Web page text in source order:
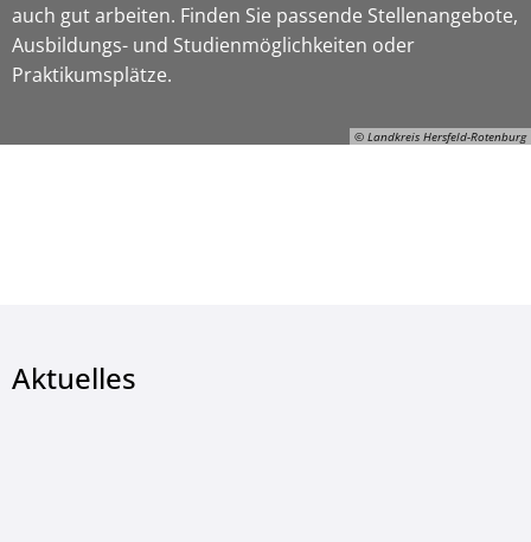
© Landkreis Hersfeld-Rotenburg
auch gut arbeiten. Finden Sie passende Stellenangebote,
Ausbildungs- und Studienmöglichkeiten oder
Praktikumsplätze.
Aktuelles